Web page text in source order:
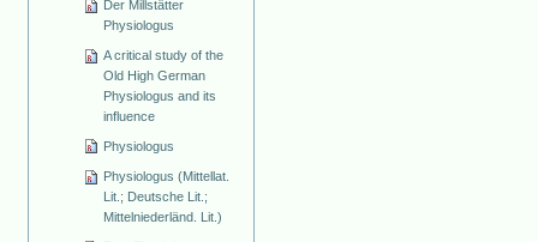
Der Millstätter
Physiologus
A critical study of the
Old High German
Physiologus and its
influence
Physiologus
Physiologus (Mittellat.
Lit.; Deutsche Lit.;
Mittelniederländ. Lit.)